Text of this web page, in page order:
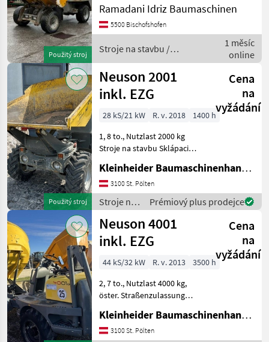
Použitý stroj
vozidlo
Ramadani Idriz Baumaschinen
5500 Bischofshofen
Stroje na stavbu /
Paus
1 měsíc
online
Použitý stroj
Neuson 2001
inkl. EZG
Cena
na
vyžádání
28 kS/21 kW R. v. 2018
1400 h
1, 8 to., Nutzlast 2000 kg
Stroje na stavbu Sklápacie
Kleinheider Baumaschinenhandel GmbH.
3100 St. Pölten
Stroje na
stavbu /
Neuson
Prémiový plus prodejce
Neuson 4001
inkl. EZG
Cena
na
vyžádání
44 kS/32 kW R. v. 2013
3500 h
2, 7 to., Nutzlast 4000 kg,
öster. Straßenzulassung
vozidlo
Kleinheider Baumaschinenhandel GmbH.
3100 St. Pölten